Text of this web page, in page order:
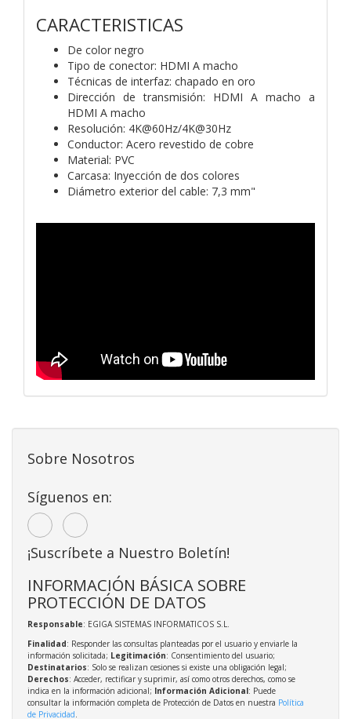
CARACTERISTICAS
De color negro
Tipo de conector: HDMI A macho
Técnicas de interfaz: chapado en oro
Dirección de transmisión: HDMI A macho a
HDMI A macho
Resolución: 4K@60Hz/4K@30Hz
Conductor: Acero revestido de cobre
Material: PVC
Carcasa: Inyección de dos colores
Diámetro exterior del cable: 7,3 mm"
Sobre Nosotros
Síguenos en:
¡Suscríbete a Nuestro Boletín!
INFORMACIÓN BÁSICA SOBRE
PROTECCIÓN DE DATOS
Responsable: EGIGA SISTEMAS INFORMATICOS S.L.
Finalidad: Responder las consultas planteadas por el usuario y enviarle la
información solicitada; Legitimación: Consentimiento del usuario;
Destinatarios: Solo se realizan cesiones si existe una obligación legal;
Derechos: Acceder, rectificar y suprimir, así como otros derechos, como se
indica en la información adicional; Información Adicional: Puede
consultar la información completa de Protección de Datos en nuestra Política
de Privacidad.